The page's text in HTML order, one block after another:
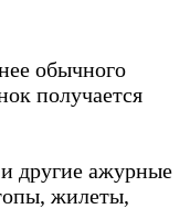
обычного
получается
другие ажурные
жилеты,